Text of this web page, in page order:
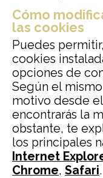
Cómo
las cookies
Puedes
cookies
opciones de
Según el
motivo desde
encontrarás la
obstante, te
los principales
Internet
Chrome, Safari.